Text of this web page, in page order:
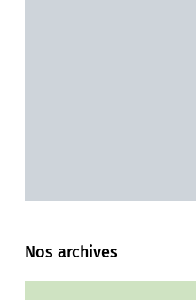
Nos archives